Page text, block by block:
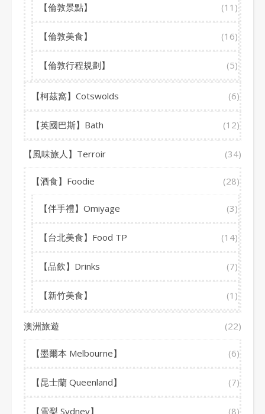
【倫敦景點】 (11)
【倫敦美食】 (16)
【倫敦行程規劃】 (5)
【柯茲窩】Cotswolds (6)
【英國巴斯】Bath (12)
【風味旅人】Terroir (34)
【酒食】Foodie (28)
【伴手禮】Omiyage (3)
【台北美食】Food TP (14)
【品飲】Drinks (7)
【新竹美食】 (1)
澳洲旅遊 (22)
【墨爾本 Melbourne】 (6)
【昆士蘭 Queenland】 (7)
【雪梨 Sydney】 (8)